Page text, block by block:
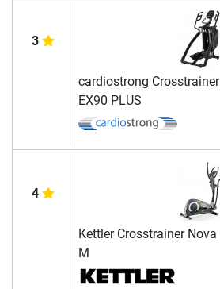
3
cardiostrong Crosstrainer
EX90 PLUS
4
Kettler Crosstrainer Nova
M